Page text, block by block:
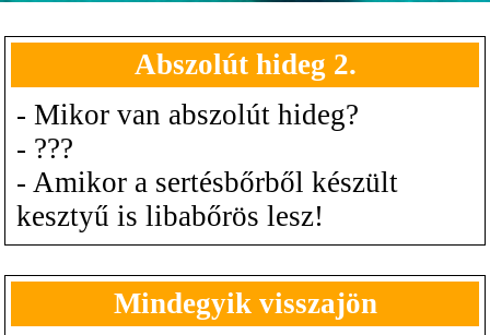
Abszolút hideg 2.
- Mikor van abszolút hideg?
- ???
- Amikor a sertésbőrből készült
kesztyű is libabőrös lesz!
Mindegyik visszajön